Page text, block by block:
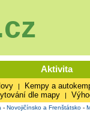
Aktivita
| Kempy a
dle mapy |
- Novojičínsko a Frenštátsko -